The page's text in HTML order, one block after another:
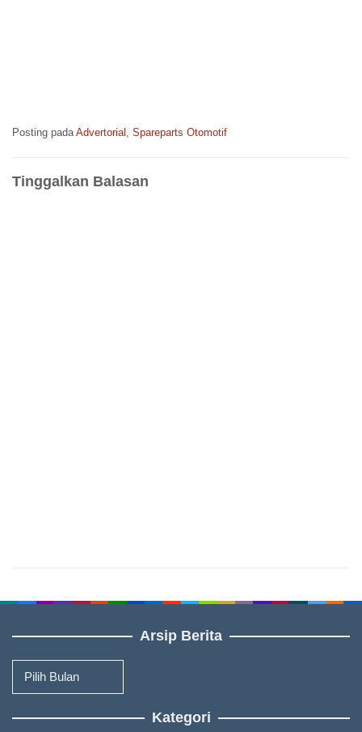
Posting padaAdvertorial , Spareparts Otomotif
Tinggalkan Balasan
Arsip Berita
Kategori